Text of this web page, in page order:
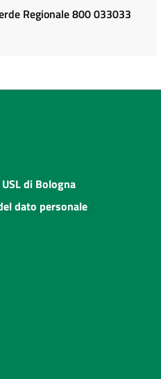
Regionale 800 033033
di Bologna
dato personale